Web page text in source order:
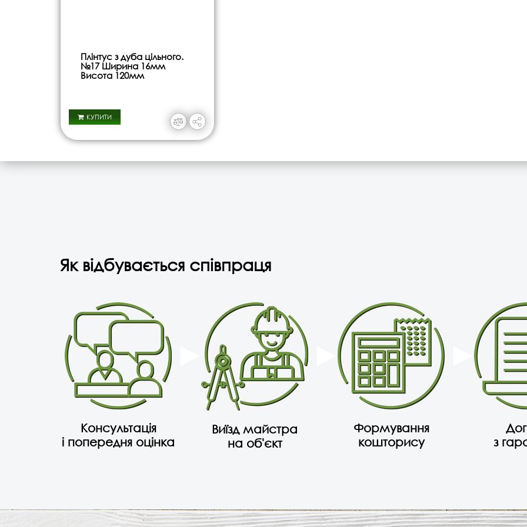
Плінтус з дуба цільного.
№17 Ширина 16мм
Висота 120мм
КУПИТИ
Як відбувається співпраця
Консультація
і попередня оцінка
Виїзд майстра
на об'єкт
Формування
кошторису
з